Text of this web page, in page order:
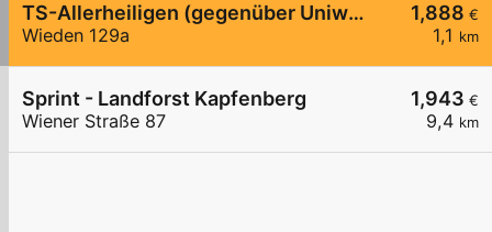
1,888 €
1,1 km
TS-Allerheiligen (gegenüber Uniwash)
Wieden 129a
1,943 €
9,4 km
Sprint - Landforst Kapfenberg
Wiener Straße 87